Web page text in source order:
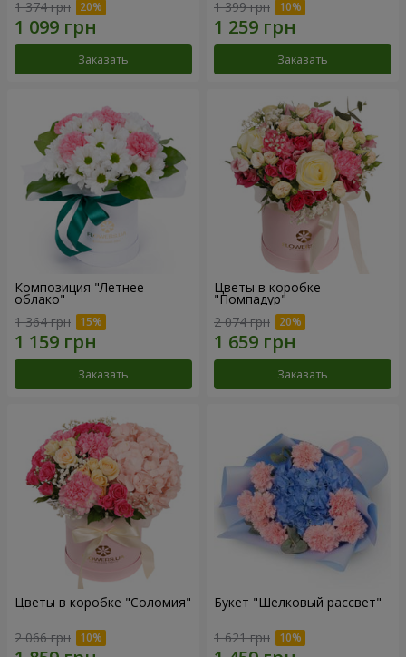
1 374 грн
Заказать
1 399 грн
Заказать
Композиция "Летнее
облако"
1 364 грн
Заказать
Цветы в коробке
"Помпадур"
2 074 грн
Заказать
Цветы в коробке "Соломия"
2 066 грн
Букет "Шелковый рассвет"
1 621 грн